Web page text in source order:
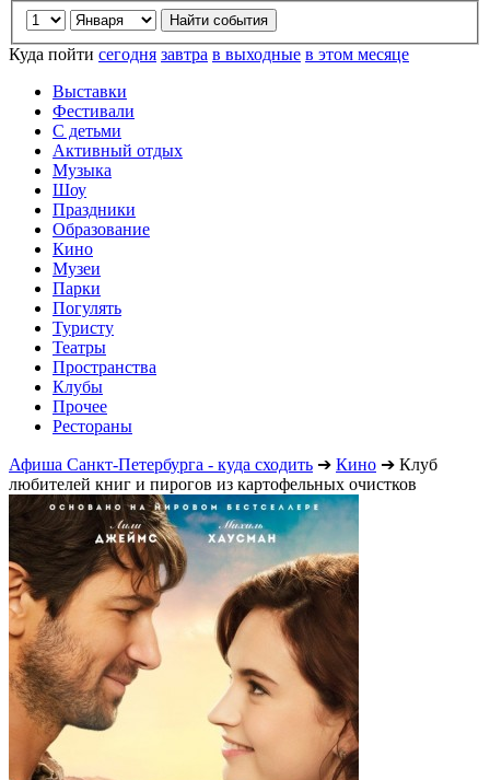
Куда пойти сегодня завтра в выходные в этом месяце
Выставки
Фестивали
С детьми
Активный отдых
Музыка
Шоу
Праздники
Образование
Кино
Музеи
Парки
Погулять
Туристу
Театры
Пространства
Клубы
Прочее
Рестораны
Афиша Санкт-Петербурга - куда сходить ➔ Кино ➔ Клуб
любителей книг и пирогов из картофельных очистков